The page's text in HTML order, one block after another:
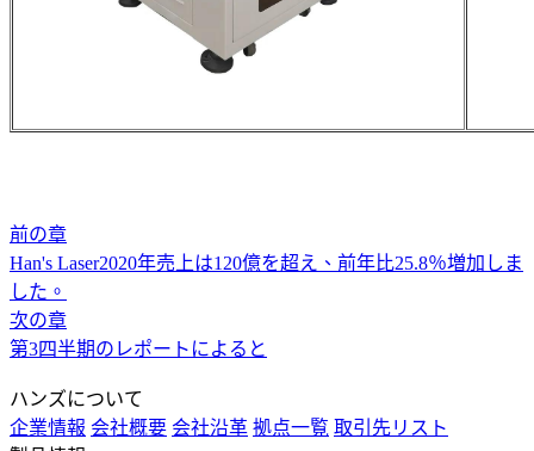
前の章
Han's Laser2020年売上は120億を超え、前年比25.8％増加しま
した。
次の章
第3四半期のレポートによると
ハンズについて
企業情報 会社概要 会社沿革 拠点一覧 取引先リスト